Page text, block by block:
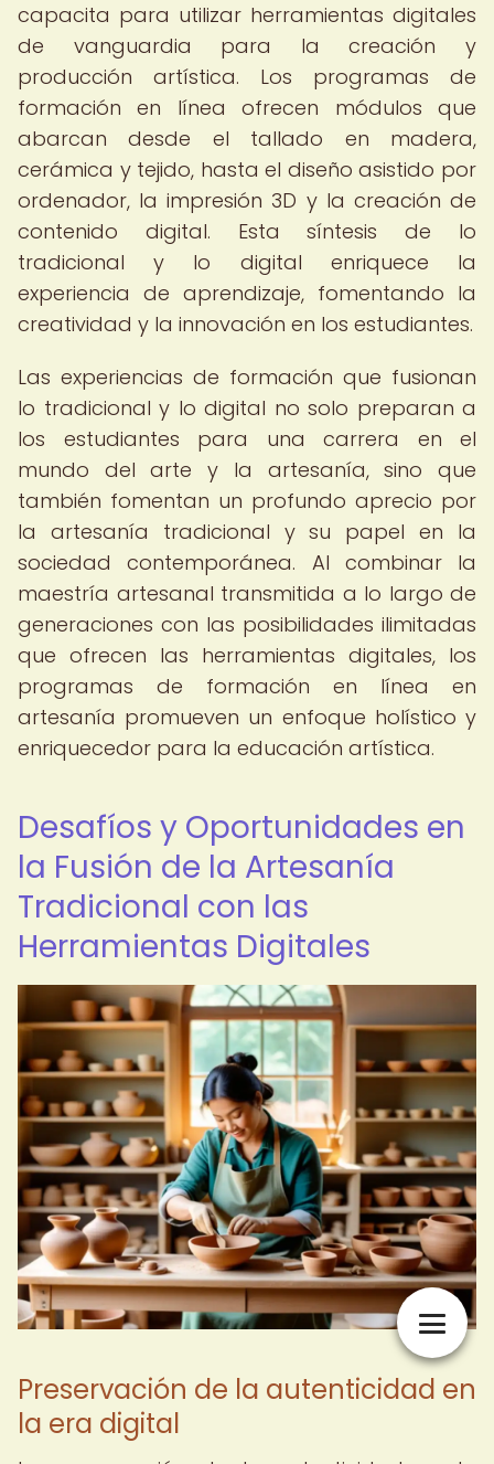
capacita para utilizar herramientas digitales
de vanguardia para la creación y
producción artística. Los programas de
formación en línea ofrecen módulos que
abarcan desde el tallado en madera,
cerámica y tejido, hasta el diseño asistido por
ordenador, la impresión 3D y la creación de
contenido digital. Esta síntesis de lo
tradicional y lo digital enriquece la
experiencia de aprendizaje, fomentando la
creatividad y la innovación en los estudiantes.
Las experiencias de formación que fusionan
lo tradicional y lo digital no solo preparan a
los estudiantes para una carrera en el
mundo del arte y la artesanía, sino que
también fomentan un profundo aprecio por
la artesanía tradicional y su papel en la
sociedad contemporánea. Al combinar la
maestría artesanal transmitida a lo largo de
generaciones con las posibilidades ilimitadas
que ofrecen las herramientas digitales, los
programas de formación en línea en
artesanía promueven un enfoque holístico y
enriquecedor para la educación artística.
Desafíos y Oportunidades en
la Fusión de la Artesanía
Tradicional con las
Herramientas Digitales
Preservación de la autenticidad en
la era digital